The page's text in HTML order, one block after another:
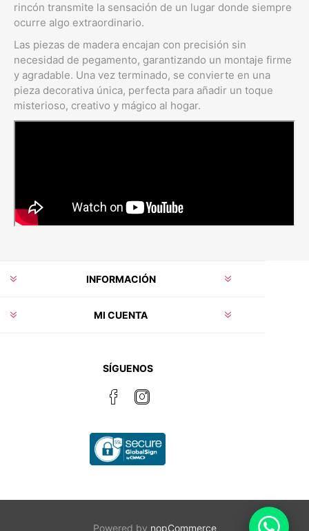
rincón transmite la sensación de un lugar donde siempre
ocurre algo extraordinario.
Las piezas de madera encajan con precisión sin
necesidad de pegamento, garantizando un montaje firme
y agradable. Una vez terminado, se convierte en una
pieza decorativa única, perfecta para añadir un toque
misterioso, creativo y mágico al hogar.
INFORMACIÓN
MI CUENTA
SÍGUENOS
Powered by nopCommerce